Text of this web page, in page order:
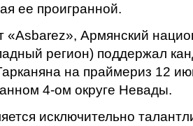
ее проигранной.
«Asbarez», Армянский
регион) поддержал
на праймериз 12
4-ом округе Невады.
исключительно